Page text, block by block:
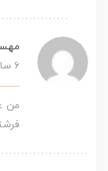
6 سال پیش
من